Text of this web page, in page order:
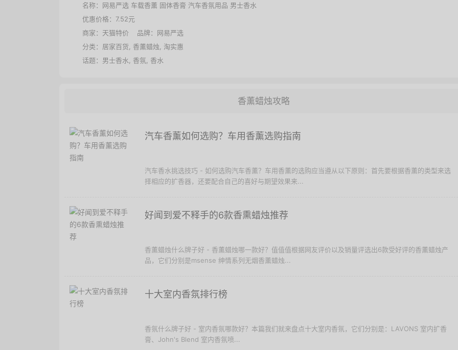
名称： 网易严选 车载香薰 固体香膏 汽车香氛用品 男士香水
优惠价格： 7.52元
商家： 天猫特价 品牌： 网易严选
分类： 居家百货 香薰蜡烛
淘实惠
话题： 男士香水 香氛 香水
香薰蜡烛攻略
汽车香薰如何选购？车用香薰选购指南
汽车香水挑选技巧 - 如何选购汽车香薰？车用香薰的选购应当遵从以下原则：首先要根据香薰的类型来选
择相应的扩香器，还要配合自己的喜好与期望效果来...
好闻到爱不释手的6款香熏蜡烛推荐
香薰蜡烛什么牌子好 - 香薰蜡烛哪一款好？值值值根据网友评价以及销量评选出6款受好评的香薰蜡烛产
品，它们分别是msense 绅情系列无烟香薰蜡烛...
十大室内香氛排行榜
香氛什么牌子好 - 室内香氛哪款好？本篇我们就来盘点十大室内香氛，它们分别是：LAVONS 室内扩香
膏、John's Blend 室内香氛喷...